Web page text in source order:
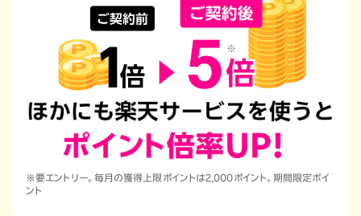
※要エントリー。毎月の獲得上限ポイントは2,000ポイント。期間限定ポイ
ント